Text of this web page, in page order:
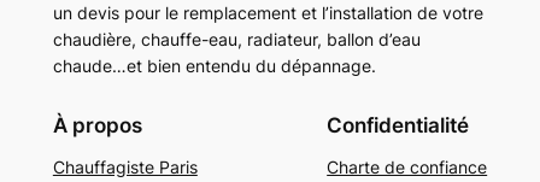
un devis pour le remplacement et l’installation de votre
chaudière, chauffe-eau, radiateur, ballon d’eau
chaude…et bien entendu du dépannage.
À propos
Chauffagiste Paris
Confidentialité
Charte de confiance